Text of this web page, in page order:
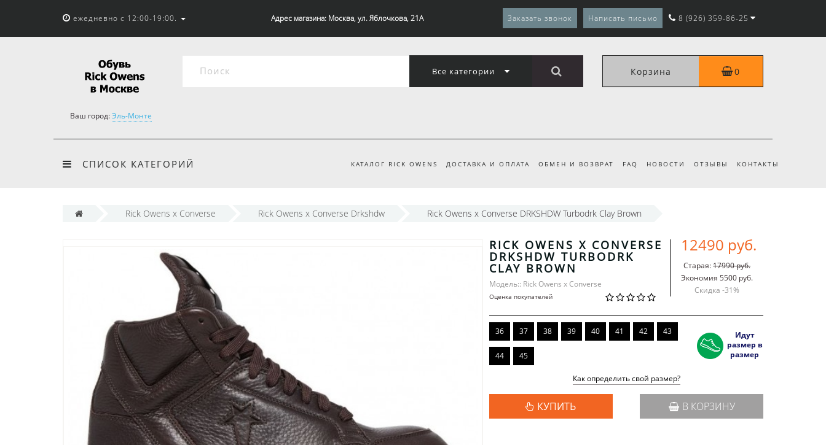
ежедневно с 12:00-19:00. Адрес магазина: Москва, ул. Яблочкова, 21А Заказать звонок Написать письмо 8 (926) 359-86-25
Все категории Корзина 0
Ваш город:Эль-Монте
СПИСОК КАТЕГОРИЙ КАТАЛОГ RICK OWENS ДОСТАВКА И ОПЛАТА ОБМЕН И ВОЗВРАТ FAQ НОВОСТИ ОТЗЫВЫ КОНТАКТЫ
Rick Owens x Converse Rick Owens x Converse Drkshdw Rick Owens x Converse DRKSHDW Turbodrk Clay Brown
RICK OWENS X CONVERSE
DRKSHDW TURBODRK
CLAY BROWN
Модель:: Rick Owens x Converse
Оценка покупателей
12490 руб.
Старая:17990 руб.
Экономия 5500 руб.
Скидка -31%
36 37 38 39 40 41 42 43
44 45
Идут
размер в
размер
Как определить свой размер?
КУПИТЬ В КОРЗИНУ